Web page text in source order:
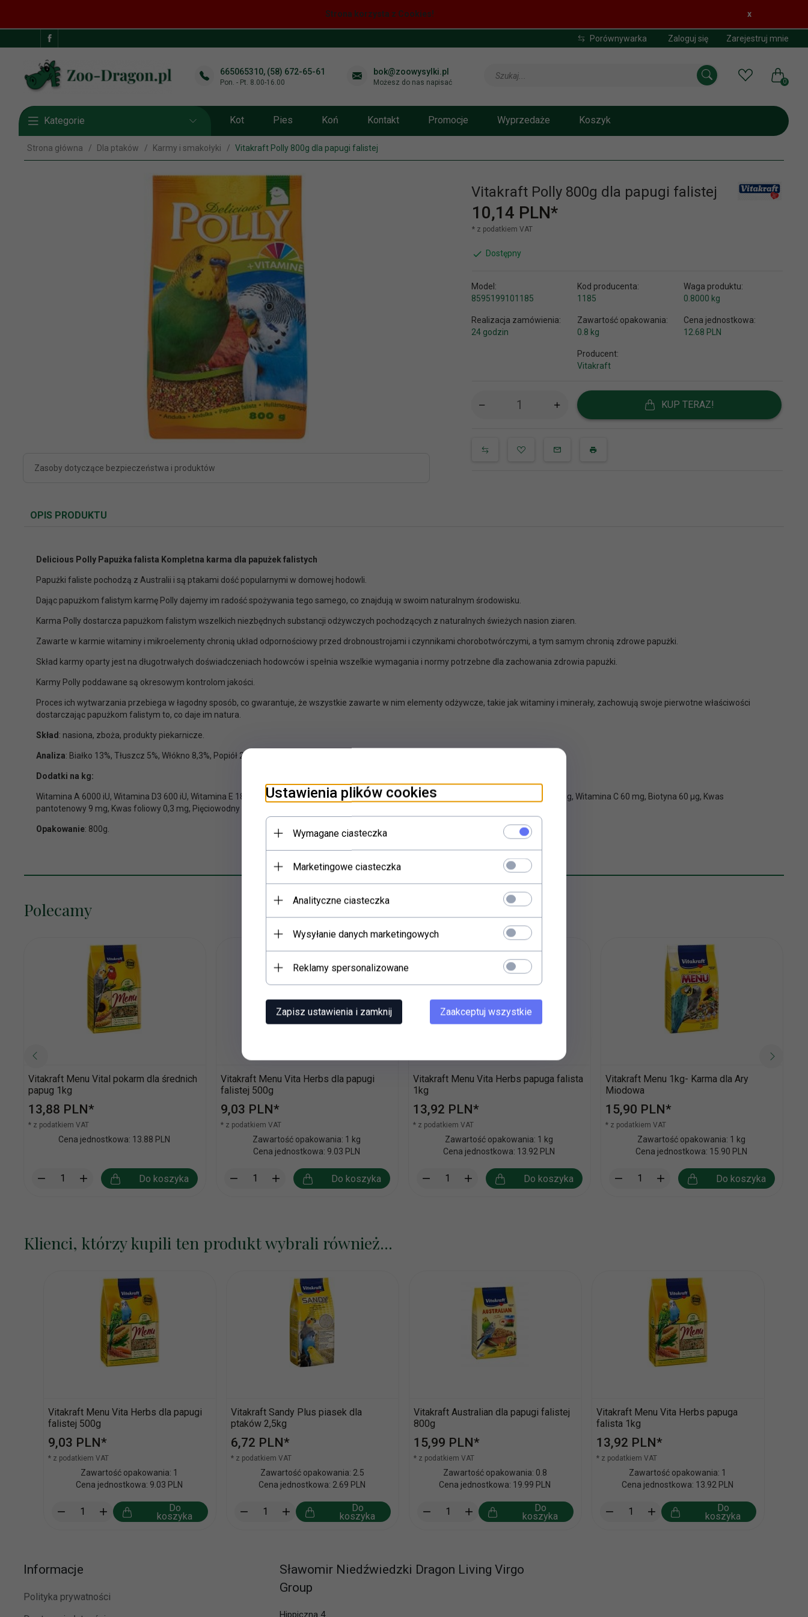
Strona korzysta z Cookies! x
Porównywarka Zaloguj się Zarejestruj mnie
665065310, (58) 672-65-61
Pon. - Pt. 8.00-16.00
bok@zoowysylki.pl
Możesz do nas napisać
Szukaj...
0
Kategorie Kot Pies Koń Kontakt Promocje Wyprzedaże Koszyk
Strona główna Dla ptaków Karmy i smakołyki Vitakraft Polly 800g dla papugi falistej
Zasoby dotyczące bezpieczeństwa i produktów
Vitakraft Polly 800g dla papugi falistej
10,14 PLN*
* z podatkiem VAT
Dostępny
Model:
8595199101185
Kod producenta:
1185
Waga produktu:
0.8000 kg
Realizacja zamówienia:
24 godzin
Zawartość opakowania:
0.8 kg
Cena jednostkowa:
12.68 PLN
Producent:
Vitakraft
KUP TERAZ!
OPIS PRODUKTU
Delicious Polly Papużka falista Kompletna karma dla papużek falistych
Papużki faliste pochodzą z Australii i są ptakami dość popularnymi w domowej hodowli.
Dając papużkom falistym karmę Polly dajemy im radość spożywania tego samego, co znajdują w swoim naturalnym środowisku.
Karma Polly dostarcza papużkom falistym wszelkich niezbędnych substancji odżywczych pochodzących z naturalnych świeżych nasion ziaren.
Zawarte w karmie witaminy i mikroelementy chronią układ odpornościowy przed drobnoustrojami i czynnikami chorobotwórczymi, a tym samym chronią zdrowe papużki.
Skład karmy oparty jest na długotrwałych doświadczeniach hodowców i spełnia wszelkie wymagania i normy potrzebne dla zachowania zdrowia papużki.
Karmy Polly poddawane są okresowym kontrolom jakości.
Proces ich wytwarzania przebiega w łagodny sposób, co gwarantuje, że wszystkie zawarte w nim elementy odżywcze, takie jak witaminy i minerały, zachowują swoje pierwotne właściwości
dostarczając papużkom falistym to, co daje im natura.
Skład : nasiona, zboża, produkty piekarnicze.
Analiza: Białko 13%, Tłuszcz 5%, Włókno 8,3%, Popiół 2,8%, Wilgotność 12,4%.
Dodatki na kg:
Witamina A 6000 iU, Witamina D3 600 iU, Witamina E 18 mg, Witamina B1 3,6 mg, Witamina B2 3,6 mg, Witamina B6 0,9 mg, Witamina B12 6 µg, Witamina C 60 mg, Biotyna 60 µg, Kwas
pantotenowy 9 mg, Kwas foliowy 0,3 mg, Pięciowodny siarczan miedzi (II) 13,5 mg.
Opakowanie: 800g.
Polecamy
Vitakraft Menu Vital pokarm dla średnich
papug 1kg
13,88 PLN*
* z podatkiem VAT
Cena jednostkowa: 13.88 PLN
Do koszyka
Vitakraft Menu Vita Herbs dla papugi
falistej 500g
9,03 PLN*
* z podatkiem VAT
Zawartość opakowania: 1 kg
Cena jednostkowa: 9.03 PLN
Do koszyka
Vitakraft Menu Vita Herbs papuga falista
1kg
13,92 PLN*
* z podatkiem VAT
Zawartość opakowania: 1 kg
Cena jednostkowa: 13.92 PLN
Do koszyka
Vitakraft Menu 1kg- Karma dla Ary
Miodowa
15,90 PLN*
* z podatkiem VAT
Zawartość opakowania: 1 kg
Cena jednostkowa: 15.90 PLN
Do koszyka
Klienci, którzy kupili ten produkt wybrali również...
Vitakraft Menu Vita Herbs dla papugi
falistej 500g
9,03 PLN*
* z podatkiem VAT
Zawartość opakowania: 1
Cena jednostkowa: 9.03 PLN
Do
koszyka
Vitakraft Sandy Plus piasek dla
ptaków 2,5kg
6,72 PLN*
* z podatkiem VAT
Zawartość opakowania: 2.5
Cena jednostkowa: 2.69 PLN
Do
koszyka
Vitakraft Australian dla papugi falistej
800g
15,99 PLN*
* z podatkiem VAT
Zawartość opakowania: 0.8
Cena jednostkowa: 19.99 PLN
Do
koszyka
Vitakraft Menu Vita Herbs papuga
falista 1kg
13,92 PLN*
* z podatkiem VAT
Zawartość opakowania: 1
Cena jednostkowa: 13.92 PLN
Do
koszyka
Informacje
Polityka prywatności
Sławomir Niedźwiedzki Dragon Living Virgo
Group
Hippiczna 4
Ustawienia plików cookies
Wymagane ciasteczka
Marketingowe ciasteczka
Analityczne ciasteczka
Wysyłanie danych marketingowych
Reklamy spersonalizowane
Zapisz ustawienia i zamknij Zaakceptuj wszystkie